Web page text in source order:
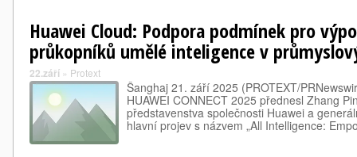
Huawei Cloud: Podpora podmínek pro
průkopníků umělé inteligence v
22.září » Protext
Šanghaj 21. září 2025 (PROTEXT/
HUAWEI CONNECT 2025 přednesl Zhang
představenstva společnosti Huawei a
hlavní projev s názvem „All Intelligence: